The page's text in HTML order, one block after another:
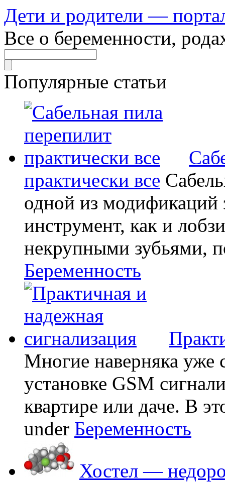
Дети и родители —
Все о беременности,
Популярные статьи
практически все
одной из модификаций
инструмент, как и
некрупными зубьями,
Беременность
Многие наверняка уже
установке GSM
квартире или даче. В
under Беременность
Хостел —